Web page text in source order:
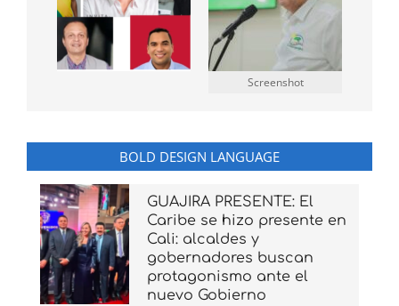
Screenshot
BOLD DESIGN LANGUAGE
GUAJIRA PRESENTE: El
Caribe se hizo presente en
Cali: alcaldes y
gobernadores buscan
protagonismo ante el
nuevo Gobierno